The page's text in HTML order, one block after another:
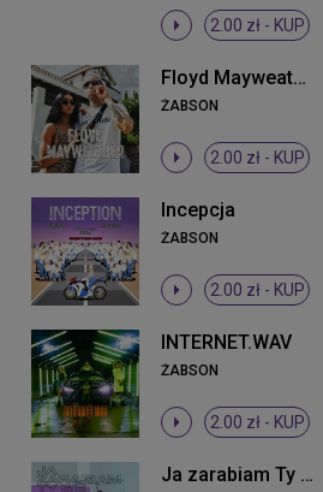
2.00 zł - KUP
Floyd Mayweather
ŻABSON
2.00 zł - KUP
Incepcja
ŻABSON
2.00 zł - KUP
INTERNET.WAV
ŻABSON
2.00 zł - KUP
Ja zarabiam Ty się bawisz